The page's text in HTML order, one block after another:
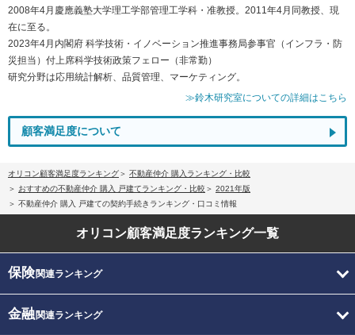
2008年4月慶應義塾大学理工学部管理工学科・准教授。2011年4月同教授、現
在に至る。
2023年4月内閣府 科学技術・イノベーション推進事務局参事官（インフラ・防
災担当）付上席科学技術政策フェロー（非常勤）
研究分野は応用統計解析、品質管理、マーケティング。
≫鈴木研究室についての詳細はこちら
顧客満足度について
オリコン顧客満足度ランキング
不動産仲介 購入ランキング・比較
おすすめの不動産仲介 購入 戸建てランキング・比較
2021年版
不動産仲介 購入 戸建ての契約手続きランキング・口コミ情報
オリコン顧客満足度ランキング一覧
保険関連ランキング
金融関連ランキング